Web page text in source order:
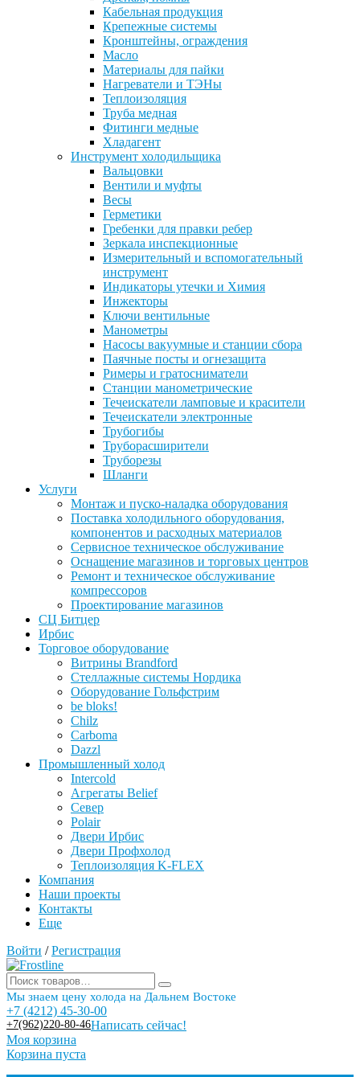
Кабельная продукция
Крепежные системы
Кронштейны, ограждения
Масло
Материалы для пайки
Нагреватели и ТЭНы
Теплоизоляция
Труба медная
Фитинги медные
Хладагент
Инструмент холодильщика
Вальцовки
Вентили и муфты
Весы
Герметики
Гребенки для правки ребер
Зеркала инспекционные
Измерительный и вспомогательный
инструмент
Индикаторы утечки и Химия
Инжекторы
Ключи вентильные
Манометры
Насосы вакуумные и станции сбора
Паячные посты и огнезащита
Римеры и гратосниматели
Станции манометрические
Течеискатели ламповые и красители
Течеискатели электронные
Трубогибы
Труборасширители
Труборезы
Шланги
Услуги
Монтаж и пуско-наладка оборудования
Поставка холодильного оборудования,
компонентов и расходных материалов
Сервисное техническое обслуживание
Оснащение магазинов и торговых центров
Ремонт и техническое обслуживание
компрессоров
Проектирование магазинов
СЦ Битцер
Ирбис
Торговое оборудование
Витрины Brandford
Стеллажные системы Нордика
Оборудование Гольфстрим
be bloks!
Chilz
Carboma
Dazzl
Промышленный холод
Intercold
Агрегаты Belief
Север
Polair
Двери Ирбис
Двери Профхолод
Теплоизоляция K-FLEX
Компания
Наши проекты
Контакты
Еще
Войти / Регистрация
Мы знаем цену холода на Дальнем Востоке
+7 (4212) 45-30-00
+7(962)220-80-46Написать сейчас!
Моя корзина
Корзина пуста